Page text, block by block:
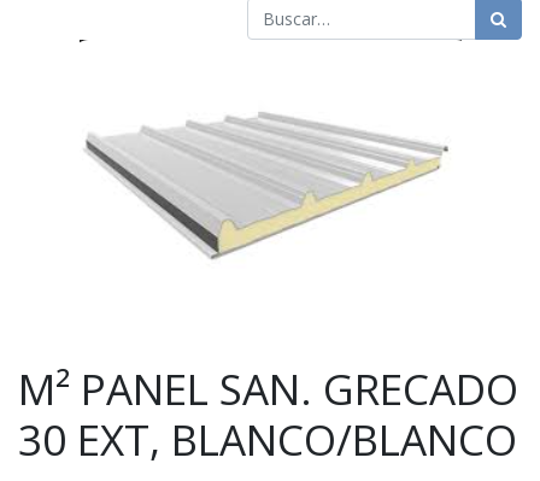
M² PANEL SAN. GRECADO
30 EXT, BLANCO/BLANCO